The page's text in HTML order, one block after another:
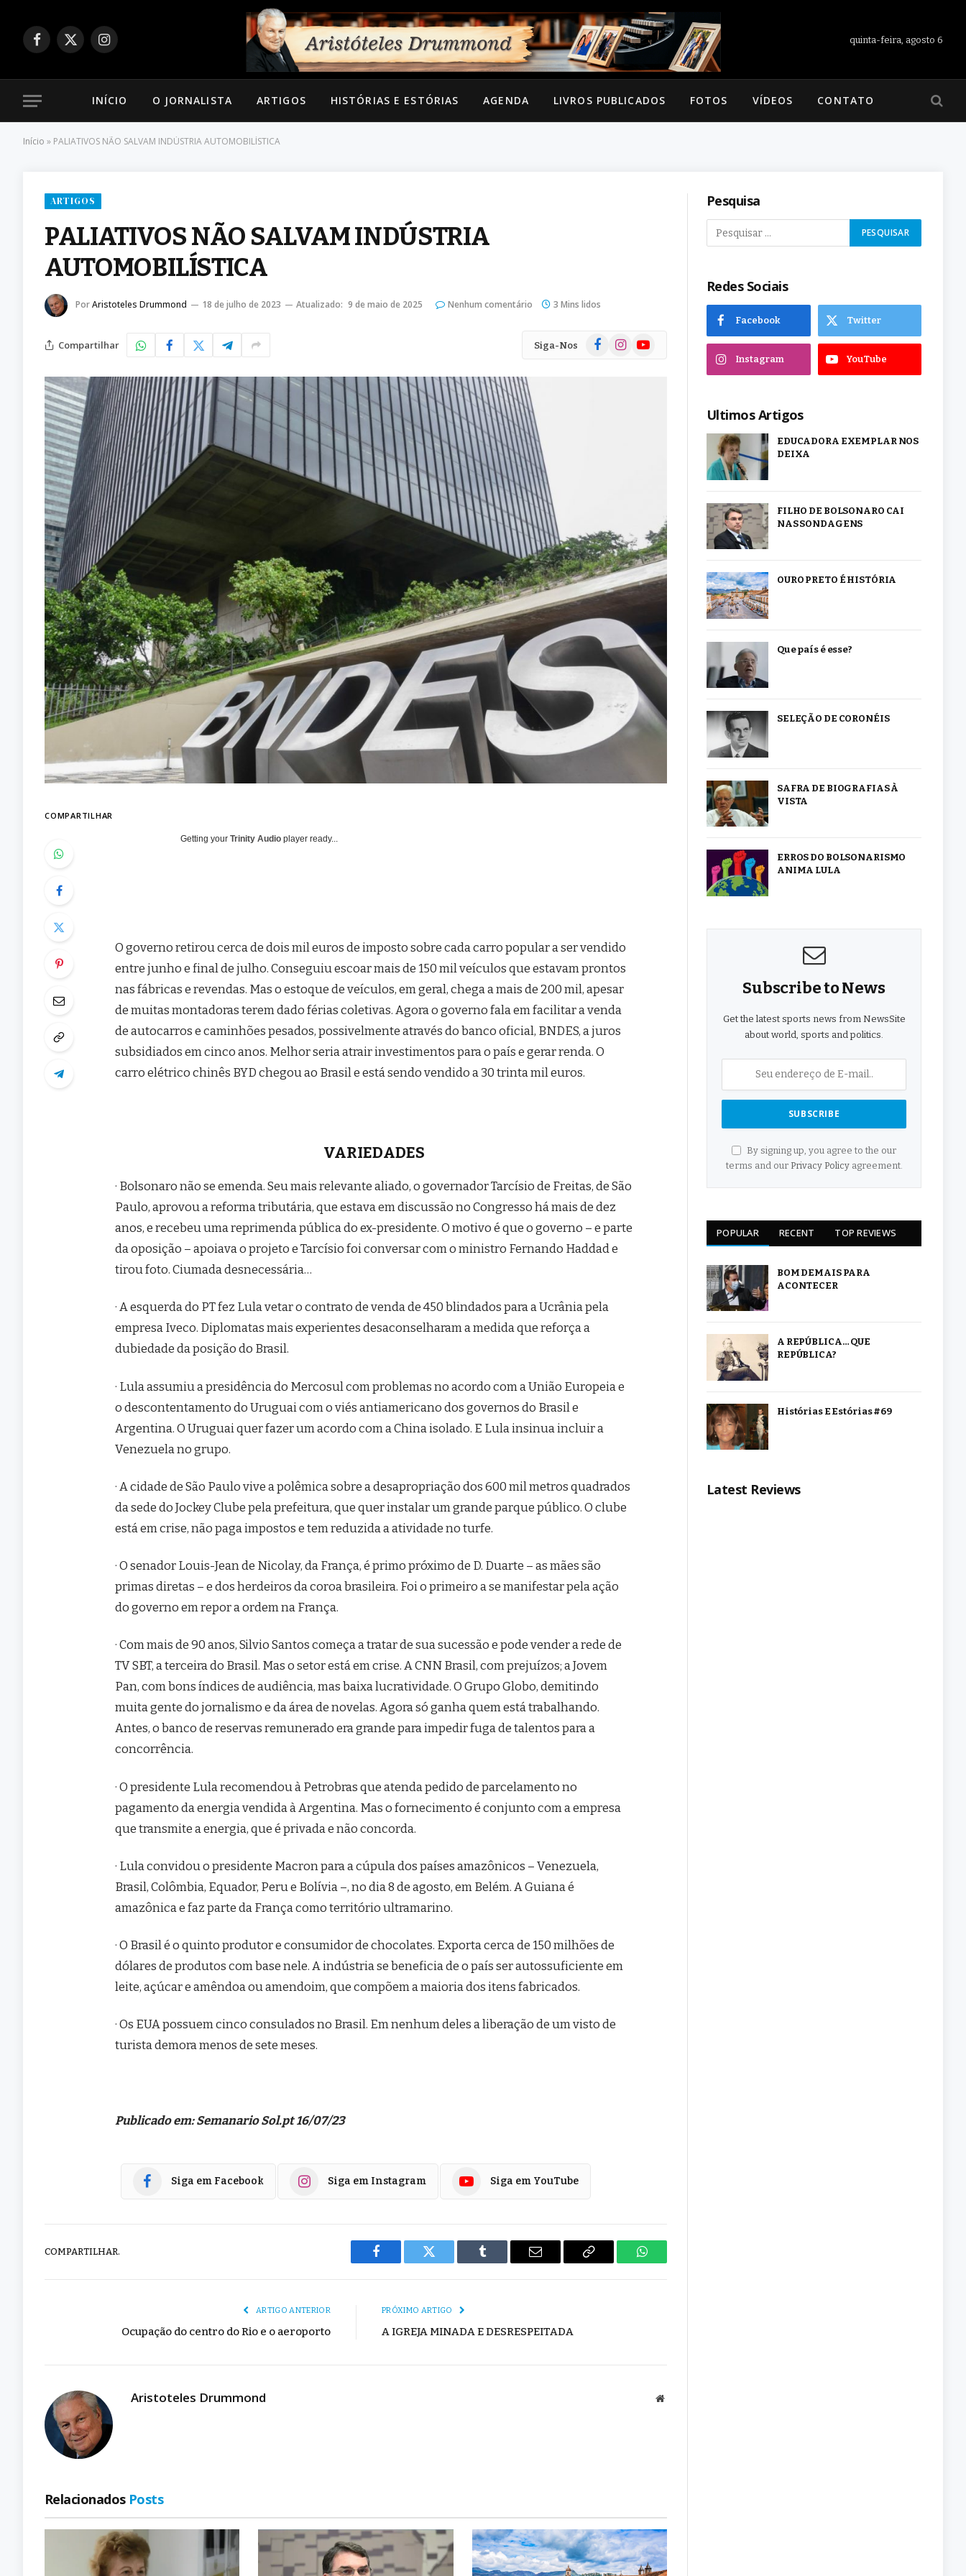
Facebook
X
Instagram
quinta-feira, agosto 6
INÍCIO O JORNALISTA ARTIGOS HISTÓRIAS E ESTÓRIAS AGENDA LIVROS PUBLICADOS FOTOS VÍDEOS CONTATO
Início » PALIATIVOS NÃO SALVAM INDÚSTRIA AUTOMOBILÍSTICA
ARTIGOS
PALIATIVOS NÃO SALVAM INDÚSTRIA
AUTOMOBILÍSTICA
PorAristoteles Drummond 18 de julho de 2023 Atualizado: 9 de maio de 2025 Nenhum comentário 3 Mins lidos
Compartilhar Siga-Nos FacebookInstagramYouTube
COMPARTILHAR
Getting yourTrinity Audio player ready...
O governo retirou cerca de dois mil euros de imposto sobre cada carro popular a ser vendido
entre junho e final de julho. Conseguiu escoar mais de 150 mil veículos que estavam prontos
nas fábricas e revendas. Mas o estoque de veículos, em geral, chega a mais de 200 mil, apesar
de muitas montadoras terem dado férias coletivas. Agora o governo fala em facilitar a venda
de autocarros e caminhões pesados, possivelmente através do banco oficial, BNDES, a juros
subsidiados em cinco anos. Melhor seria atrair investimentos para o país e gerar renda. O
carro elétrico chinês BYD chegou ao Brasil e está sendo vendido a 30 trinta mil euros.
VARIEDADES
· Bolsonaro não se emenda. Seu mais relevante aliado, o governador Tarcísio de Freitas, de São
Paulo, aprovou a reforma tributária, que estava em discussão no Congresso há mais de dez
anos, e recebeu uma reprimenda pública do ex-presidente. O motivo é que o governo – e parte
da oposição – apoiava o projeto e Tarcísio foi conversar com o ministro Fernando Haddad e
tirou foto. Ciumada desnecessária…
· A esquerda do PT fez Lula vetar o contrato de venda de 450 blindados para a Ucrânia pela
empresa Iveco. Diplomatas mais experientes desaconselharam a medida que reforça a
dubiedade da posição do Brasil.
· Lula assumiu a presidência do Mercosul com problemas no acordo com a União Europeia e
o descontentamento do Uruguai com o viés antiamericano dos governos do Brasil e
Argentina. O Uruguai quer fazer um acordo com a China isolado. E Lula insinua incluir a
Venezuela no grupo.
· A cidade de São Paulo vive a polêmica sobre a desapropriação dos 600 mil metros quadrados
da sede do Jockey Clube pela prefeitura, que quer instalar um grande parque público. O clube
está em crise, não paga impostos e tem reduzida a atividade no turfe.
· O senador Louis-Jean de Nicolay, da França, é primo próximo de D. Duarte – as mães são
primas diretas – e dos herdeiros da coroa brasileira. Foi o primeiro a se manifestar pela ação
do governo em repor a ordem na França.
· Com mais de 90 anos, Silvio Santos começa a tratar de sua sucessão e pode vender a rede de
TV SBT, a terceira do Brasil. Mas o setor está em crise. A CNN Brasil, com prejuízos; a Jovem
Pan, com bons índices de audiência, mas baixa lucratividade. O Grupo Globo, demitindo
muita gente do jornalismo e da área de novelas. Agora só ganha quem está trabalhando.
Antes, o banco de reservas remunerado era grande para impedir fuga de talentos para a
concorrência.
· O presidente Lula recomendou à Petrobras que atenda pedido de parcelamento no
pagamento da energia vendida à Argentina. Mas o fornecimento é conjunto com a empresa
que transmite a energia, que é privada e não concorda.
· Lula convidou o presidente Macron para a cúpula dos países amazônicos – Venezuela,
Brasil, Colômbia, Equador, Peru e Bolívia –, no dia 8 de agosto, em Belém. A Guiana é
amazônica e faz parte da França como território ultramarino.
· O Brasil é o quinto produtor e consumidor de chocolates. Exporta cerca de 150 milhões de
dólares de produtos com base nele. A indústria se beneficia de o país ser autossuficiente em
leite, açúcar e amêndoa ou amendoim, que compõem a maioria dos itens fabricados.
· Os EUA possuem cinco consulados no Brasil. Em nenhum deles a liberação de um visto de
turista demora menos de sete meses.
Publicado em: Semanario Sol.pt 16/07/23
Siga em Facebook Siga em Instagram Siga em YouTube
COMPARTILHAR.
Facebook Twitter Tumblr
E-
Copiar
WhatsApp
ARTIGO ANTERIOR
Ocupação do centro do Rio e o aeroporto
PRÓXIMO ARTIGO
A IGREJA MINADA E DESRESPEITADA
Aristoteles Drummond Site
Relacionados Posts
Pesquisa
Redes Sociais
Facebook Twitter
Instagram YouTube
Ultimos Artigos
EDUCADORA EXEMPLAR NOS
DEIXA
FILHO DE BOLSONARO CAI
NAS SONDAGENS
OURO PRETO É HISTÓRIA
Que país é esse?
SELEÇÃO DE CORONÉIS
SAFRA DE BIOGRAFIAS À
VISTA
ERROS DO BOLSONARISMO
ANIMA LULA
Subscribe to News
Get the latest sports news from NewsSite
about world, sports and politics.
By signing up, you agree to the our
terms and our Privacy Policyagreement.
POPULAR RECENT TOP REVIEWS
BOM DEMAIS PARA
ACONTECER
A REPÚBLICA… QUE
REPÚBLICA?
Histórias E Estórias #69
Latest Reviews